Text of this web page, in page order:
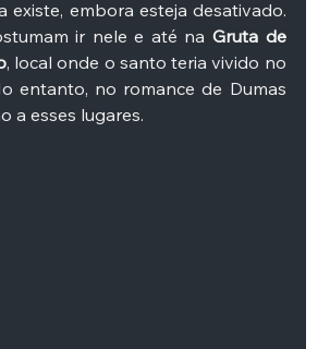
existe, embora esteja desativado.
ir nele e até na Gruta de
, local onde o santo teria vivido no
entanto, no romance de Dumas
a esses lugares.